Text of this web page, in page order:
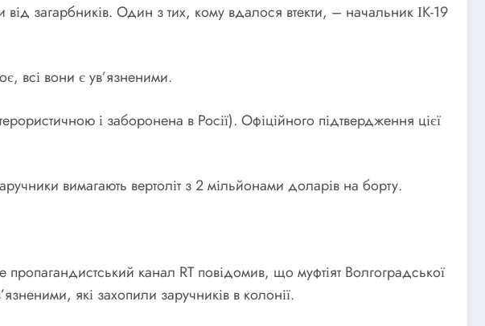
загарбників. Один з тих, кому вдалося втекти, – начальник ІК-19
всі вони є ув’язненими.
і заборонена в Росії). Офіційного підтвердження цієї
вимагають вертоліт з 2 мільйонами доларів на борту.
канал RT повідомив, що муфтіят Волгоградської
які захопили заручників в колонії.